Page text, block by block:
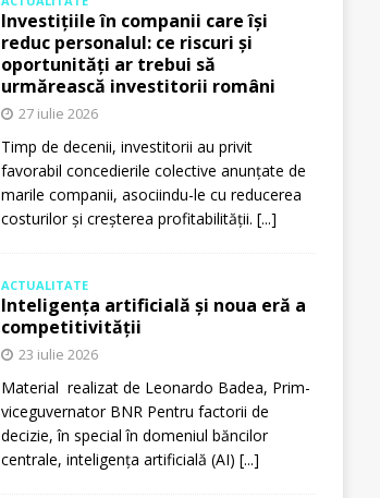
Investițiile în companii care își
reduc personalul: ce riscuri și
oportunități ar trebui să
urmărească investitorii români
27 iulie 2026
Timp de decenii, investitorii au privit
favorabil concedierile colective anunțate de
marile companii, asociindu-le cu reducerea
costurilor și creșterea profitabilității. [...]
ACTUALITATE
Inteligența artificială și noua eră a
competitivității
23 iulie 2026
Material realizat de Leonardo Badea, Prim-
viceguvernator BNR Pentru factorii de
decizie, în special în domeniul băncilor
centrale, inteligența artificială (AI) [...]